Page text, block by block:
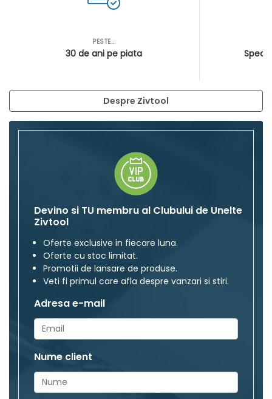
PESTE...
30 de ani pe piata
Despre Zivtool
Devino si TU membru al Clubului de Unelte
Zivtool
Oferte exclusive in fiecare luna.
Oferte cu stoc limitat.
Promotii de lansare de produse.
Veti fi primul care afla despre vanzari si stiri.
Adresa e-mail
Nume client